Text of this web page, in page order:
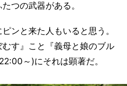
つの武器がある。
ンと来た人もいると思う。
むす』こと『義母と娘のブル
～)にそれは顕著だ。